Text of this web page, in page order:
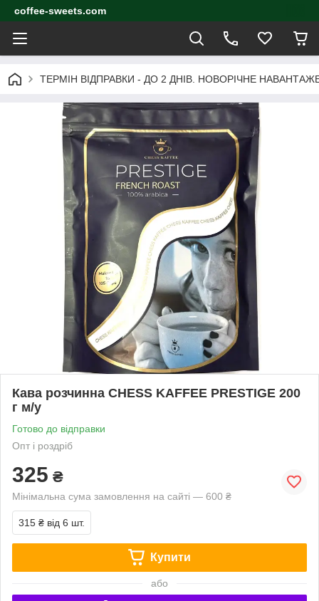
coffee-sweets.com
ТЕРМІН ВІДПРАВКИ - ДО 2 ДНІВ. НОВОРІЧНЕ
Кава розчинна CHESS KAFFEE PRESTIGE 200
г м/у
Готово до відправки
Опт і роздріб
325 ₴
Мінімальна сума замовлення на сайті — 600 ₴
315 ₴ від 6 шт.
Купити
або